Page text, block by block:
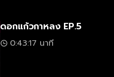
ดอกแก้วกาหลง EP.5
0:43:17 นาที